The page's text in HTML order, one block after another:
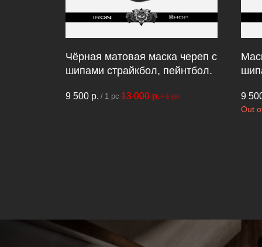
Чёрная матовая маска череп с
шипами страйкбол, пейнтбол.
9 500 р. / 1 pc 13 000 р. / 1 pc 9
Out